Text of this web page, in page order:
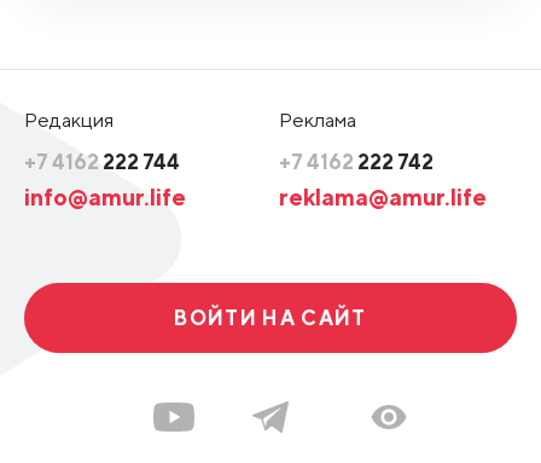
Редакция
+7 4162 222 744
info@amur.life
Реклама
+7 4162 222 742
reklama@amur.life
ВОЙТИ НА САЙТ